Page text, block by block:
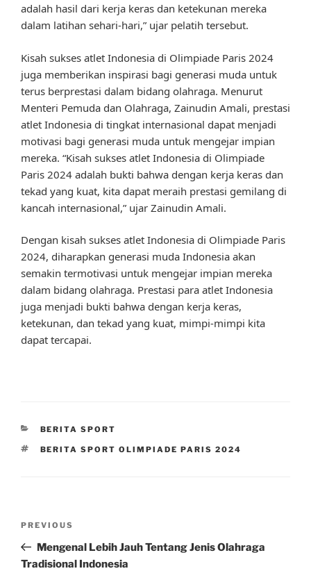
adalah hasil dari kerja keras dan ketekunan mereka
dalam latihan sehari-hari,” ujar pelatih tersebut.
Kisah sukses atlet Indonesia di Olimpiade Paris 2024
juga memberikan inspirasi bagi generasi muda untuk
terus berprestasi dalam bidang olahraga. Menurut
Menteri Pemuda dan Olahraga, Zainudin Amali, prestasi
atlet Indonesia di tingkat internasional dapat menjadi
motivasi bagi generasi muda untuk mengejar impian
mereka. “Kisah sukses atlet Indonesia di Olimpiade
Paris 2024 adalah bukti bahwa dengan kerja keras dan
tekad yang kuat, kita dapat meraih prestasi gemilang di
kancah internasional,” ujar Zainudin Amali.
Dengan kisah sukses atlet Indonesia di Olimpiade Paris
2024, diharapkan generasi muda Indonesia akan
semakin termotivasi untuk mengejar impian mereka
dalam bidang olahraga. Prestasi para atlet Indonesia
juga menjadi bukti bahwa dengan kerja keras,
ketekunan, dan tekad yang kuat, mimpi-mimpi kita
dapat tercapai.
CATEGORIES
BERITA SPORT
TAGS
BERITA SPORT OLIMPIADE PARIS 2024
Previous
Post
PREVIOUS
Mengenal Lebih Jauh Tentang Jenis Olahraga
Tradisional Indonesia